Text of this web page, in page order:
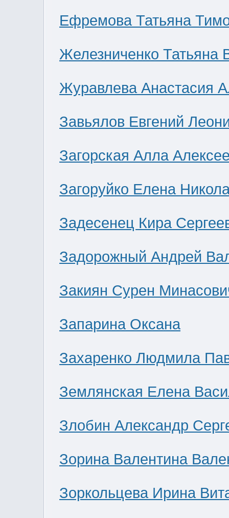
Ефремова Татьяна
Железниченко Татьяна
Журавлева Анастасия
Завьялов Евгений
Загорская Алла
Загоруйко Елена
Задесенец Кира
Задорожный Андрей
Закиян Сурен
Запарина Оксана
Захаренко Людмила
Землянская Елена
Злобин Александр
Зорина Валентина
Зоркольцева Ирина